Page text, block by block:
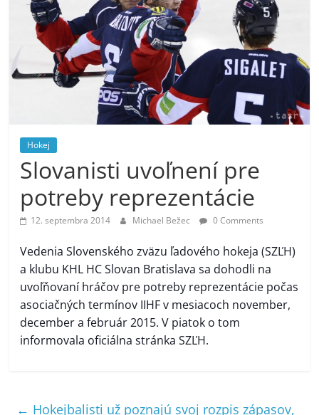
Hokej
Slovanisti uvoľnení pre
potreby reprezentácie
12. septembra 2014 Michael Bežec 0 Comments
Vedenia Slovenského zväzu ľadového hokeja (SZĽH)
a klubu KHL HC Slovan Bratislava sa dohodli na
uvoľňovaní hráčov pre potreby reprezentácie počas
asociačných termínov IIHF v mesiacoch november,
december a február 2015. V piatok o tom
informovala oficiálna stránka SZĽH.
← Hokejbalisti už poznajú svoj rozpis zápasov,